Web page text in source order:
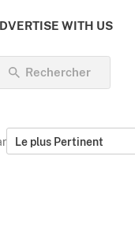
WITH US
Rechercher
Le plus Pertinent